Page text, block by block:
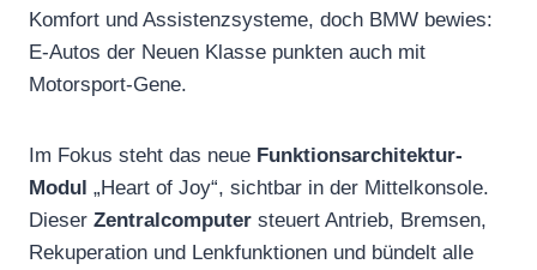
Komfort und Assistenzsysteme, doch BMW bewies:
E-Autos der Neuen Klasse punkten auch mit
Motorsport-Gene.
Im Fokus steht das neue Funktionsarchitektur-
Modul „Heart of Joy“, sichtbar in der Mittelkonsole.
Dieser Zentralcomputer steuert Antrieb, Bremsen,
Rekuperation und Lenkfunktionen und bündelt alle